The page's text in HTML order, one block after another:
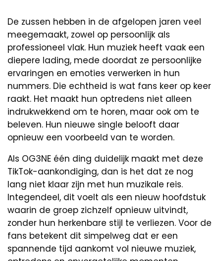
De zussen hebben in de afgelopen jaren veel
meegemaakt, zowel op persoonlijk als
professioneel vlak. Hun muziek heeft vaak een
diepere lading, mede doordat ze persoonlijke
ervaringen en emoties verwerken in hun
nummers. Die echtheid is wat fans keer op keer
raakt. Het maakt hun optredens niet alleen
indrukwekkend om te horen, maar ook om te
beleven. Hun nieuwe single belooft daar
opnieuw een voorbeeld van te worden.
Als OG3NE één ding duidelijk maakt met deze
TikTok-aankondiging, dan is het dat ze nog
lang niet klaar zijn met hun muzikale reis.
Integendeel, dit voelt als een nieuw hoofdstuk
waarin de groep zichzelf opnieuw uitvindt,
zonder hun herkenbare stijl te verliezen. Voor de
fans betekent dit simpelweg dat er een
spannende tijd aankomt vol nieuwe muziek,